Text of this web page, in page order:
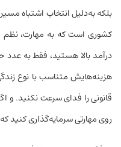
بلکه به‌دلیل انتخاب اشتباه
کشوری است که به مهارت، نظم
درآمد بالا هستید، فقط به عدد
هزینه‌هایش متناسب با نوع
قانونی را فدای سرعت نکنید. و
روی مهارتی سرمایه‌گذاری کنید